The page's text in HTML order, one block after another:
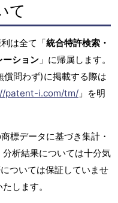
て
は全て「統合特許検索・
ーション 」に帰属します。
問わず)に掲載する際は
patent-i.com/tm/ 」を明
標データに基づき集計・
析結果については十分気
ついては保証していませ
します。